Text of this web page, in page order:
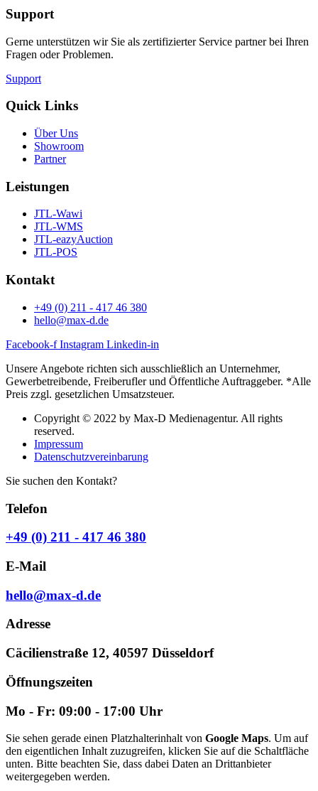
Support
Gerne unterstützen wir Sie als zertifizierter Service partner bei Ihren
Fragen oder Problemen.
Support
Quick Links
Über Uns
Showroom
Partner
Leistungen
JTL-Wawi
JTL-WMS
JTL-eazyAuction
JTL-POS
Kontakt
+49 (0) 211 - 417 46 380
hello@max-d.de
Facebook-f Instagram Linkedin-in
Unsere Angebote richten sich ausschließlich an Unternehmer,
Gewerbetreibende, Freiberufler und Öffentliche Auftraggeber. *Alle
Preis zzgl. gesetzlichen Umsatzsteuer.
Copyright © 2022 by Max-D Medienagentur. All rights
reserved.
Impressum
Datenschutzvereinbarung
Sie suchen den Kontakt?
Telefon
+49 (0) 211 - 417 46 380
E-Mail
hello@max-d.de
Adresse
Cäcilienstraße 12, 40597 Düsseldorf
Öffnungszeiten
Mo - Fr: 09:00 - 17:00 Uhr
Sie sehen gerade einen Platzhalterinhalt von Google Maps. Um auf
den eigentlichen Inhalt zuzugreifen, klicken Sie auf die Schaltfläche
unten. Bitte beachten Sie, dass dabei Daten an Drittanbieter
weitergegeben werden.